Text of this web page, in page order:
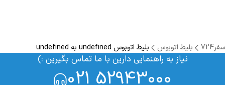
سفر724 بلیط اتوبوس بلیط اتوبوس undefined به undefined
نیاز به راهنمایی دارین با ما تماس بگیرین :)
021 52943000